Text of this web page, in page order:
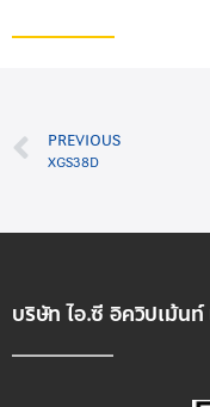
PREVIOUS
XGS38D
บริษัท ไอ.ซี อิควิปเม้น